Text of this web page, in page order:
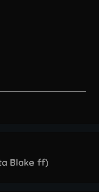
Blake ff)